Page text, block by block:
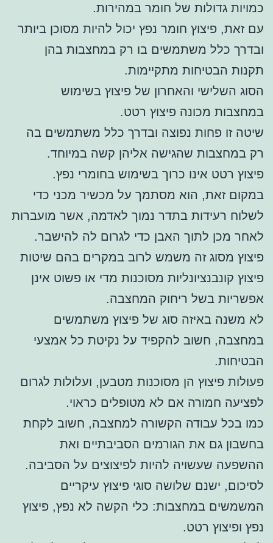
כמויות גדולות של חומר במהירות.
עם זאת, פיצוץ חומר נפץ יכול להיות מסוכן ביותר
ובדרך כלל משתמשים בו רק במחצבות בהן
תקנות הבטיחות מתקיימות.
הסוג השלישי והאחרון של פיצוץ בשימוש
במחצבות מכונה פיצוץ רטט.
שיטה זו פחות נפוצה ובדרך כלל משתמשים בה
רק במחצבות שהגישה אליהן קשה במיוחד.
פיצוץ רטט אינו כרוך בשימוש בחומרי נפץ.
במקום זאת, הוא מסתמך על מכשיר מכני כדי
לשלוח רעידות בתדר נמוך לאדמה, אשר מועברות
לאחר מכן לתוך האבן כדי לגרום לה להישבר.
פיצוץ מסוג זה משמש לרוב במקרים בהם שיטות
פיצוץ קונבנציונליות מסוכנות מדי או פשוט אינן
אפשריות בשל ריחוק המחצבה.
לא משנה באיזה סוג של פיצוץ משתמשים
במחצבה, חשוב להקפיד על נקיטת כל אמצעי
הבטיחות.
פעולות פיצוץ הן מסוכנות מטבען, ועלולות לגרום
לפציעה חמורה אם לא מטופלים כראוי.
כמו בכל עבודה הקשורה למחצבה, חשוב לקחת
בחשבון גם את הגורמים הסביבתיים ואת
ההשפעה שעשויה להיות לפיצוצים על הסביבה.
לסיכום, ישנם שלושה סוגי פיצוץ עיקריים
המשמשים במחצבות: כלי הקשה לא נפץ, פיצוץ
נפץ ופיצוץ רטט.